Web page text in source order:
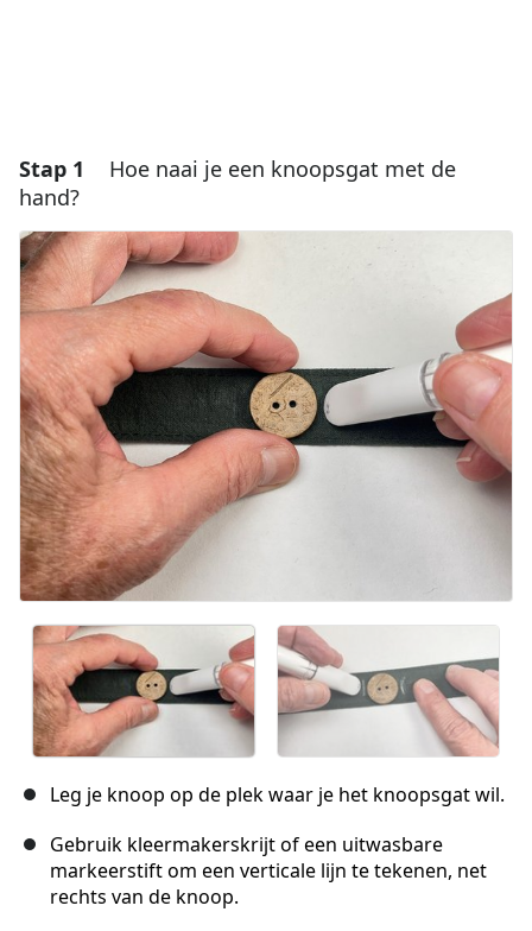
Stap 1
Hoe naai je een knoopsgat met de
hand?
Leg je knoop op de plek waar je het knoopsgat wil.
Gebruik kleermakerskrijt of een uitwasbare
markeerstift om een verticale lijn te tekenen, net
rechts van de knoop.